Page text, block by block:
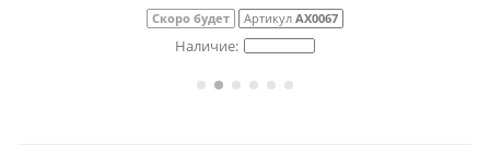
Скоро будет Артикул АХ0067